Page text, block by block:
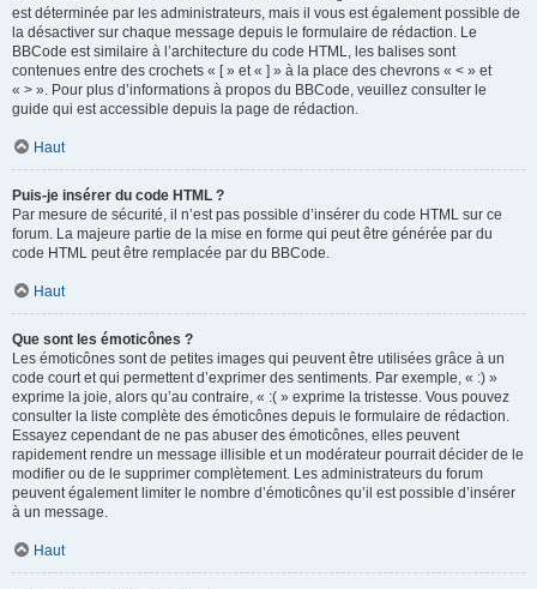
est déterminée par les administrateurs, mais il vous est également possible de
la désactiver sur chaque message depuis le formulaire de rédaction. Le
BBCode est similaire à l’architecture du code HTML, les balises sont
contenues entre des crochets « [ » et « ] » à la place des chevrons « < » et
« > ». Pour plus d’informations à propos du BBCode, veuillez consulter le
guide qui est accessible depuis la page de rédaction.
Haut
Puis-je insérer du code HTML ?
Par mesure de sécurité, il n’est pas possible d’insérer du code HTML sur ce
forum. La majeure partie de la mise en forme qui peut être générée par du
code HTML peut être remplacée par du BBCode.
Haut
Que sont les émoticônes ?
Les émoticônes sont de petites images qui peuvent être utilisées grâce à un
code court et qui permettent d’exprimer des sentiments. Par exemple, « :) »
exprime la joie, alors qu’au contraire, « :( » exprime la tristesse. Vous pouvez
consulter la liste complète des émoticônes depuis le formulaire de rédaction.
Essayez cependant de ne pas abuser des émoticônes, elles peuvent
rapidement rendre un message illisible et un modérateur pourrait décider de le
modifier ou de le supprimer complètement. Les administrateurs du forum
peuvent également limiter le nombre d’émoticônes qu’il est possible d’insérer
à un message.
Haut